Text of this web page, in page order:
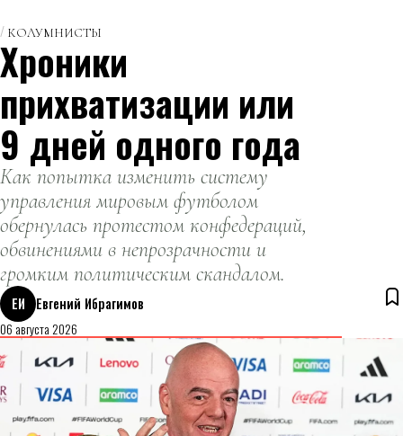
КОЛУМНИСТЫ
Хроники
прихватизации или
9 дней одного года
Как попытка изменить систему
управления мировым футболом
обернулась протестом конфедераций,
обвинениями в непрозрачности и
громким политическим скандалом.
ЕИ
Евгений Ибрагимов
06 августа 2026